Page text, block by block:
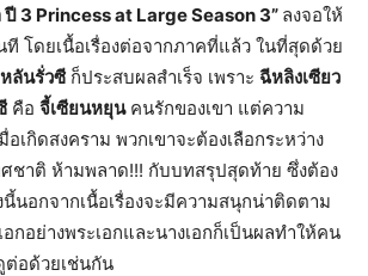
ปี 3 Princess at Large Season 3” ลงจอให้
โดยเนื้อเรื่องต่อจากภาคที่แล้ว ในที่สุดด้วย
หลันรั่วซีก็ประสบผลสำเร็จ เพราะ ฉีหลิงเซียว
คือ จี้เซียนหยุนคนรักของเขา แต่ความ
อเกิดสงคราม พวกเขาจะต้องเลือกระหว่าง
ศชาติ ห้ามพลาด!!! กับบทสรุปสุดท้าย ซึ่งต้อง
นี้นอกจากเนื้อเรื่องจะมีความสนุกน่าติดตาม
กอย่างพระเอกและนางเอกก็เป็นผลทำให้คน
ต่อด้วยเช่นกัน